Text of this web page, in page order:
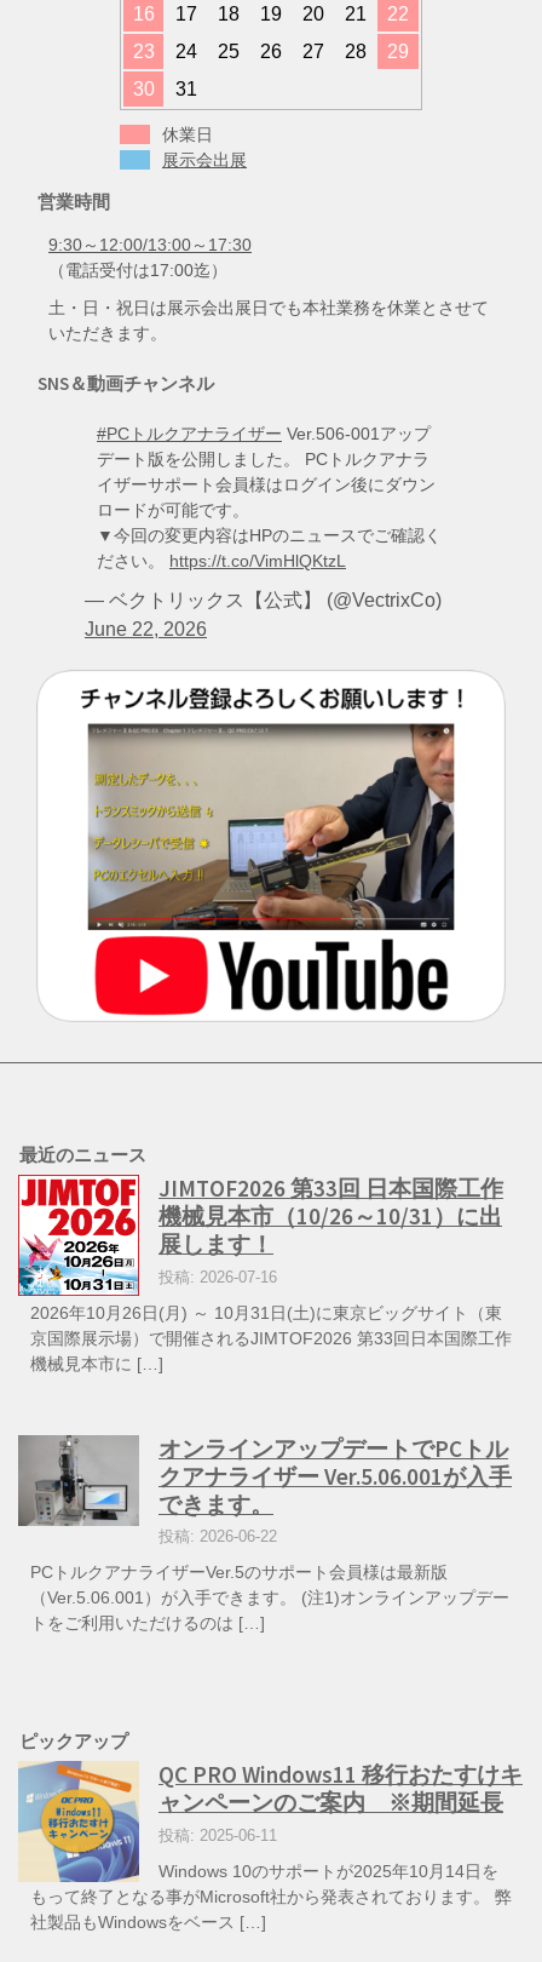
16 17 18 19 20 21
22
23
24 25 26 27 28
29
30
31
休業日
展示会出展
営業時間
9:30～12:00/13:00～17:30
（電話受付は17:00迄）
土・日・祝日は展示会出展日でも本社業務を休業とさせて
いただきます。
SNS＆動画チャンネル
#PCトルクアナライザー Ver.506-001アップ
デート版を公開しました。 PCトルクアナラ
イザーサポート会員様はログイン後にダウン
ロードが可能です。
▼今回の変更内容はHPのニュースでご確認く
ださい。 https://t.co/VimHlQKtzL
— ベクトリックス【公式】 (@VectrixCo)
June 22, 2026
最近のニュース
JIMTOF2026 第33回 日本国際工作
機械見本市（10/26～10/31）に出
展します！
投稿: 2026-07-16
2026年10月26日(月) ～ 10月31日(土)に東京ビッグサイト（東
京国際展示場）で開催されるJIMTOF2026 第33回日本国際工作
機械見本市に […]
オンラインアップデートでPCトル
クアナライザー Ver.5.06.001が入手
できます。
投稿: 2026-06-22
PCトルクアナライザーVer.5のサポート会員様は最新版
（Ver.5.06.001）が入手できます。 (注1)オンラインアップデー
トをご利用いただけるのは […]
ピックアップ
QC PRO Windows11 移行おたすけキ
ャンペーンのご案内 ※期間延長
投稿: 2025-06-11
Windows 10のサポートが2025年10月14日を
もって終了となる事がMicrosoft社から発表されております。 弊
社製品もWindowsをベース […]